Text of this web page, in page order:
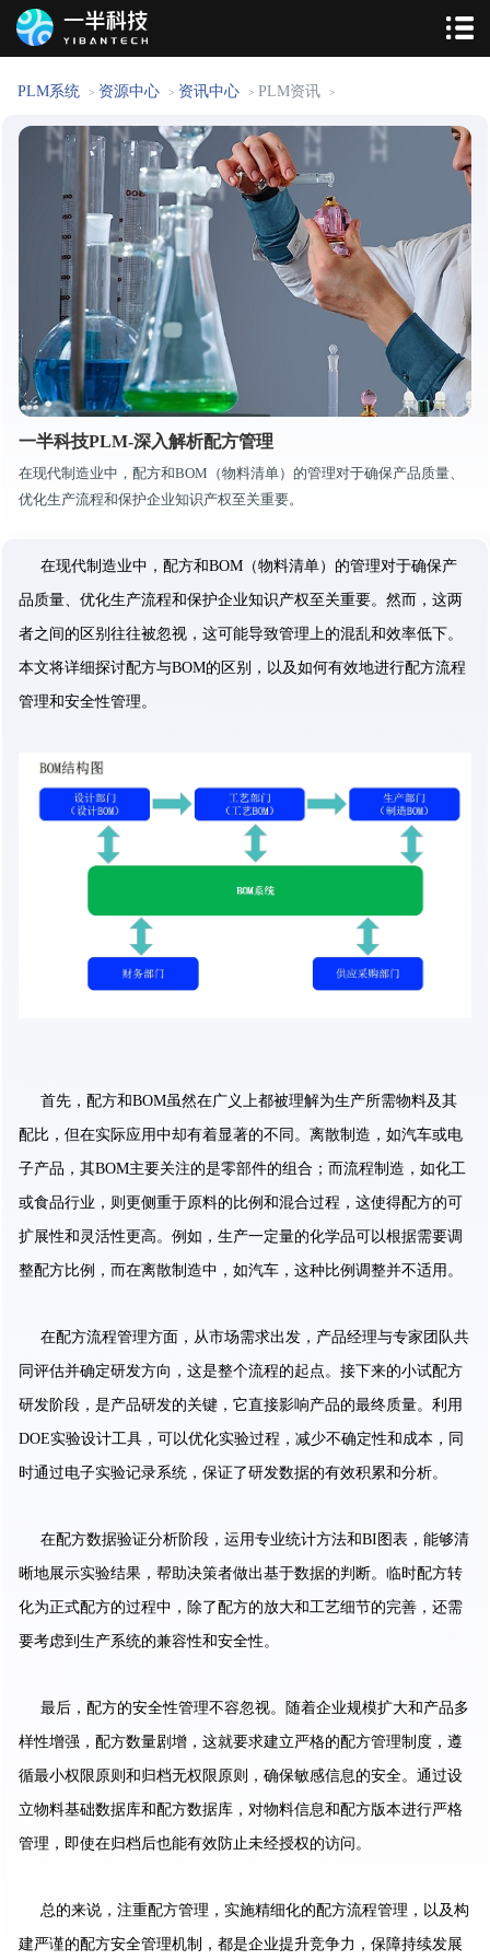
PLM系统 > 资源中心 > 资讯中心 > PLM资讯 >
一半科技PLM-深入解析配方管理
在现代制造业中，配方和BOM（物料清单）的管理对于确保产品质量、
优化生产流程和保护企业知识产权至关重要。
在现代制造业中，配方和BOM（物料清单）的管理对于确保产
品质量、优化生产流程和保护企业知识产权至关重要。然而，这两
者之间的区别往往被忽视，这可能导致管理上的混乱和效率低下。
本文将详细探讨配方与BOM的区别，以及如何有效地进行配方流程
管理和安全性管理。
首先，配方和BOM虽然在广义上都被理解为生产所需物料及其
配比，但在实际应用中却有着显著的不同。离散制造，如汽车或电
子产品，其BOM主要关注的是零部件的组合；而流程制造，如化工
或食品行业，则更侧重于原料的比例和混合过程，这使得配方的可
扩展性和灵活性更高。例如，生产一定量的化学品可以根据需要调
整配方比例，而在离散制造中，如汽车，这种比例调整并不适用。
在配方流程管理方面，从市场需求出发，产品经理与专家团队共
同评估并确定研发方向，这是整个流程的起点。接下来的小试配方
研发阶段，是产品研发的关键，它直接影响产品的最终质量。利用
DOE实验设计工具，可以优化实验过程，减少不确定性和成本，同
时通过电子实验记录系统，保证了研发数据的有效积累和分析。
在配方数据验证分析阶段，运用专业统计方法和BI图表，能够清
晰地展示实验结果，帮助决策者做出基于数据的判断。临时配方转
化为正式配方的过程中，除了配方的放大和工艺细节的完善，还需
要考虑到生产系统的兼容性和安全性。
最后，配方的安全性管理不容忽视。随着企业规模扩大和产品多
样性增强，配方数量剧增，这就要求建立严格的配方管理制度，遵
循最小权限原则和归档无权限原则，确保敏感信息的安全。通过设
立物料基础数据库和配方数据库，对物料信息和配方版本进行严格
管理，即使在归档后也能有效防止未经授权的访问。
总的来说，注重配方管理，实施精细化的配方流程管理，以及构
建严谨的配方安全管理机制，都是企业提升竞争力，保障持续发展